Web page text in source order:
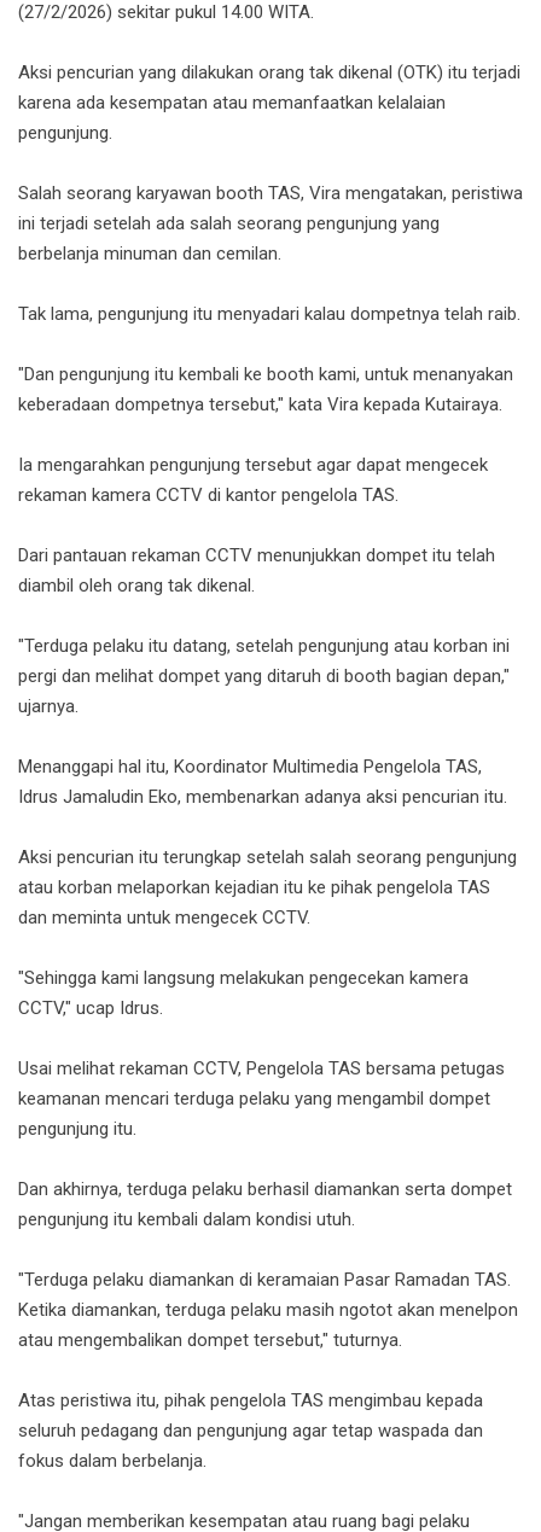
(27/2/2026) sekitar pukul 14.00 WITA.
Aksi pencurian yang dilakukan orang tak dikenal (OTK) itu terjadi
karena ada kesempatan atau memanfaatkan kelalaian
pengunjung.
Salah seorang karyawan booth TAS, Vira mengatakan, peristiwa
ini terjadi setelah ada salah seorang pengunjung yang
berbelanja minuman dan cemilan.
Tak lama, pengunjung itu menyadari kalau dompetnya telah raib.
"Dan pengunjung itu kembali ke booth kami, untuk menanyakan
keberadaan dompetnya tersebut," kata Vira kepada Kutairaya.
Ia mengarahkan pengunjung tersebut agar dapat mengecek
rekaman kamera CCTV di kantor pengelola TAS.
Dari pantauan rekaman CCTV menunjukkan dompet itu telah
diambil oleh orang tak dikenal.
"Terduga pelaku itu datang, setelah pengunjung atau korban ini
pergi dan melihat dompet yang ditaruh di booth bagian depan,"
ujarnya.
Menanggapi hal itu, Koordinator Multimedia Pengelola TAS,
Idrus Jamaludin Eko, membenarkan adanya aksi pencurian itu.
Aksi pencurian itu terungkap setelah salah seorang pengunjung
atau korban melaporkan kejadian itu ke pihak pengelola TAS
dan meminta untuk mengecek CCTV.
"Sehingga kami langsung melakukan pengecekan kamera
CCTV," ucap Idrus.
Usai melihat rekaman CCTV, Pengelola TAS bersama petugas
keamanan mencari terduga pelaku yang mengambil dompet
pengunjung itu.
Dan akhirnya, terduga pelaku berhasil diamankan serta dompet
pengunjung itu kembali dalam kondisi utuh.
"Terduga pelaku diamankan di keramaian Pasar Ramadan TAS.
Ketika diamankan, terduga pelaku masih ngotot akan menelpon
atau mengembalikan dompet tersebut," tuturnya.
Atas peristiwa itu, pihak pengelola TAS mengimbau kepada
seluruh pedagang dan pengunjung agar tetap waspada dan
fokus dalam berbelanja.
"Jangan memberikan kesempatan atau ruang bagi pelaku